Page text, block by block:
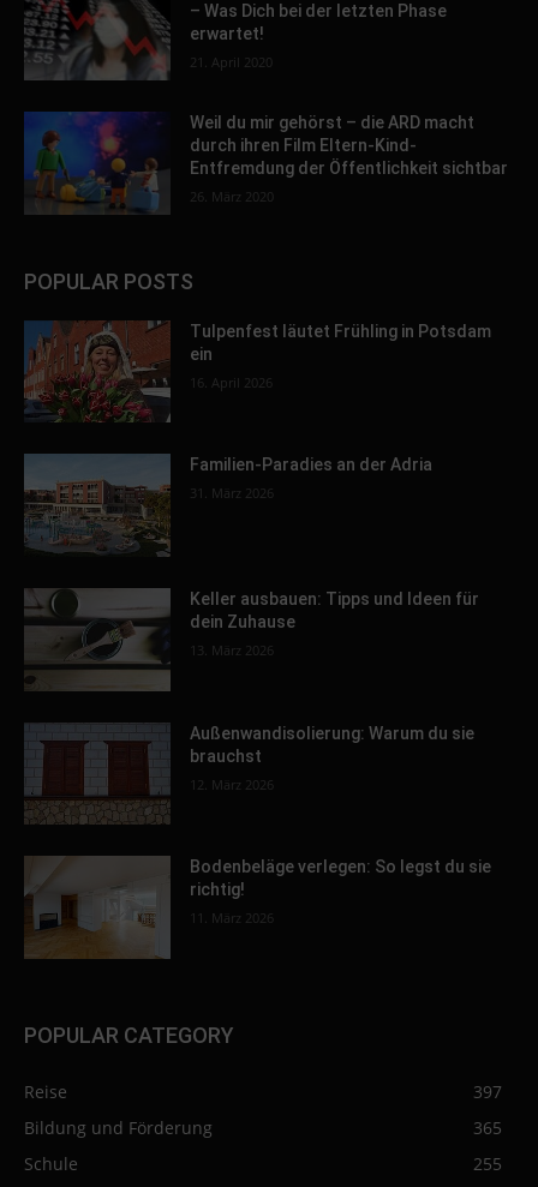
– Was Dich bei der letzten Phase
erwartet!
21. April 2020
Weil du mir gehörst – die ARD macht
durch ihren Film Eltern-Kind-
Entfremdung der Öffentlichkeit sichtbar
26. März 2020
POPULAR POSTS
Tulpenfest läutet Frühling in Potsdam
ein
16. April 2026
Familien-Paradies an der Adria
31. März 2026
Keller ausbauen: Tipps und Ideen für
dein Zuhause
13. März 2026
Außenwandisolierung: Warum du sie
brauchst
12. März 2026
Bodenbeläge verlegen: So legst du sie
richtig!
11. März 2026
POPULAR CATEGORY
Reise
397
Bildung und Förderung
365
Schule
255